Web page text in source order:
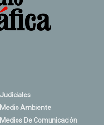
Judiciales
Medio Ambiente
Medios De Comunicación